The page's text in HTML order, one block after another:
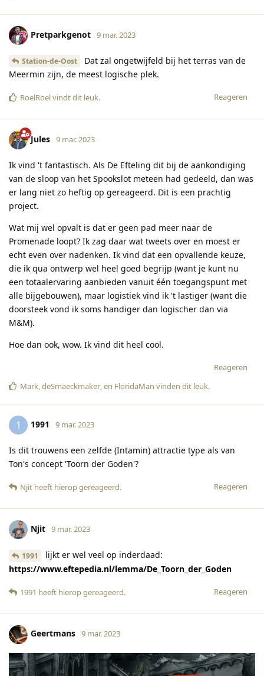
Pretparkgenot 9 mar. 2023
Station-de-Oost
Dat zal ongetwijfeld bij het terras van de
Meermin zijn, de meest logische plek.
Reageren
RoelRoelvindt dit leuk.
Jules 9 mar. 2023
Ik vind 't fantastisch. Als De Efteling dit bij de aankondiging
van de sloop van het Spookslot meteen had gedeeld, dan was
er lang niet zo heftig op gereageerd. Dit is een prachtig
project.
Wat mij wel opvalt is dat er geen pad meer naar de
Promenade loopt? Ik zag daar wat tweets over en moest er
echt even over nadenken. Ik vind dat een opvallende keuze,
die ik qua ontwerp wel heel goed begrijp (want je kunt nu
een totaalervaring aanbieden vanuit één toegangspunt met
alle bijgebouwen), maar logistiek vind ik 't lastiger (want die
doorsteek vond ik soms handiger dan logischer dan via
M&M).
Hoe dan ook, wow. Ik vind dit heel cool.
Reageren
Mark,deSmaeckmaker, en FloridaMan vinden dit leuk.
1 1991 9 mar. 2023
Is dit trouwens een zelfde (Intamin) attractie type als van
Ton's concept 'Toorn der Goden'?
Reageren
Njit heeft hierop gereageerd.
Njit 9 mar. 2023
1991
lijkt er wel veel op inderdaad:
https://www.eftepedia.nl/lemma/De_Toorn_der_Goden
Reageren
1991 heeft hierop gereageerd.
Geertmans 9 mar. 2023